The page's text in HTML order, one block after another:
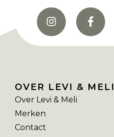
OVER LEVI & MELI
Over Levi & Meli
Merken
Contact